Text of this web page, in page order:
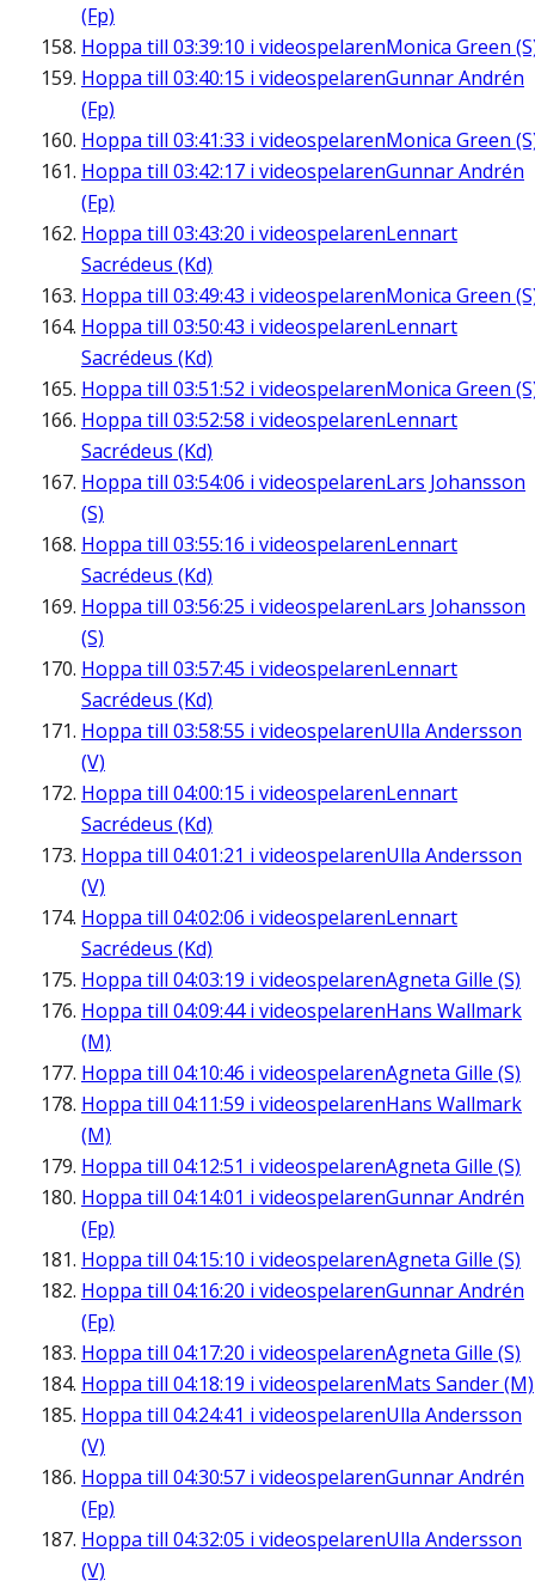
(Fp)
Hoppa till 03:39:10 i videospelarenMonica Green
Hoppa till 03:40:15 i videospelarenGunnar Andrén
(Fp)
Hoppa till 03:41:33 i videospelarenMonica Green
Hoppa till 03:42:17 i videospelarenGunnar Andrén
(Fp)
Hoppa till 03:43:20 i videospelarenLennart
Sacrédeus (Kd)
Hoppa till 03:49:43 i videospelarenMonica Green
Hoppa till 03:50:43 i videospelarenLennart
Sacrédeus (Kd)
Hoppa till 03:51:52 i videospelarenMonica Green
Hoppa till 03:52:58 i videospelarenLennart
Sacrédeus (Kd)
Hoppa till 03:54:06 i videospelarenLars Johansson
(S)
Hoppa till 03:55:16 i videospelarenLennart
Sacrédeus (Kd)
Hoppa till 03:56:25 i videospelarenLars Johansson
(S)
Hoppa till 03:57:45 i videospelarenLennart
Sacrédeus (Kd)
Hoppa till 03:58:55 i videospelarenUlla Andersson
(V)
Hoppa till 04:00:15 i videospelarenLennart
Sacrédeus (Kd)
Hoppa till 04:01:21 i videospelarenUlla Andersson
(V)
Hoppa till 04:02:06 i videospelarenLennart
Sacrédeus (Kd)
Hoppa till 04:03:19 i videospelarenAgneta Gille (S)
Hoppa till 04:09:44i videospelarenHans Wallmark
(M)
Hoppa till 04:10:46 i videospelarenAgneta Gille (S)
Hoppa till 04:11:59 i videospelarenHans Wallmark
(M)
Hoppa till 04:12:51 i videospelarenAgneta Gille (S)
Hoppa till 04:14:01 i videospelarenGunnar Andrén
(Fp)
Hoppa till 04:15:10 i videospelarenAgneta Gille (S)
Hoppa till 04:16:20 i videospelarenGunnar Andrén
(Fp)
Hoppa till 04:17:20 i videospelarenAgneta Gille (S)
Hoppa till 04:18:19 i videospelarenMats Sander (M)
Hoppa till 04:24:41 i videospelarenUlla Andersson
(V)
Hoppa till 04:30:57 i videospelarenGunnar Andrén
(Fp)
Hoppa till 04:32:05 i videospelarenUlla Andersson
(V)